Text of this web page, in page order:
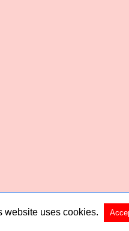
@ 2026 Habered All Rights
website uses cookies.